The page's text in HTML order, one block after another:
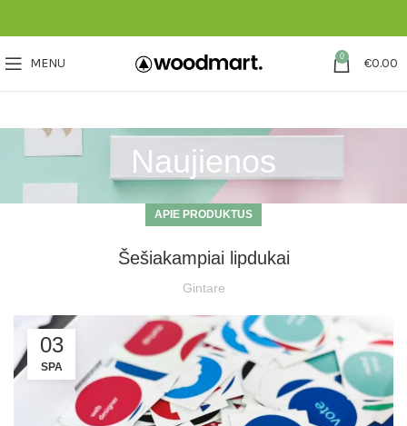
MENU 0 €0.00
Naujienos
APIE PRODUKTUS
Šešiakampiai lipdukai
Gintare
03
SPA